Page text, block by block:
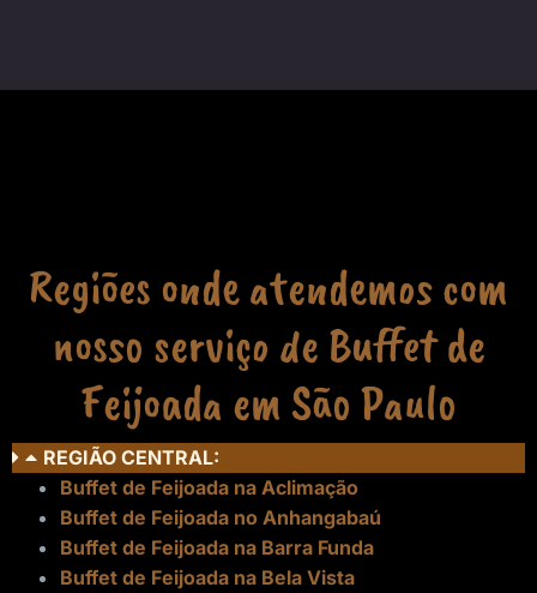
Regiões onde atendemos com
nosso serviço de Buffet de
Feijoada em São Paulo
REGIÃO CENTRAL:
Buffet de Feijoada na Aclimação
Buffet de Feijoada no Anhangabaú
Buffet de Feijoada na Barra Funda
Buffet de Feijoada na Bela Vista